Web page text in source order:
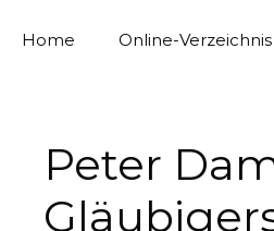
Home Online-Verzeichnis
Peter